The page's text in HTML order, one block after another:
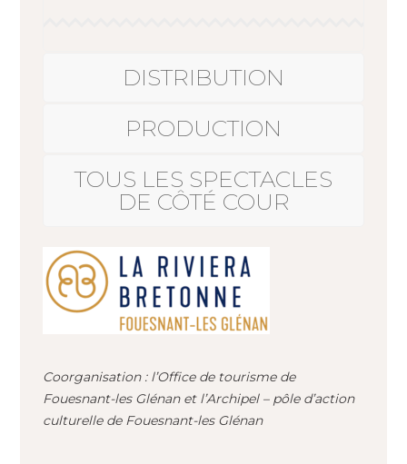
DISTRIBUTION
PRODUCTION
TOUS LES SPECTACLES
DE CÔTÉ COUR
Coorganisation : l’Office de tourisme de
Fouesnant-les Glénan et l’Archipel – pôle d’action
culturelle de Fouesnant-les Glénan